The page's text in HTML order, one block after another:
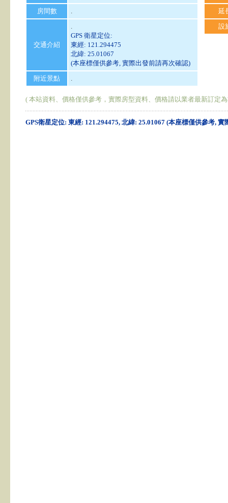
房間數
.
交通介紹
.
GPS 衛星定位:
東經: 121.294475
北緯: 25.01067
(本座標僅供參考, 實際出發前請再次確認)
附近景點
.
延
設
( 本站資料、價格僅供參考，實際房型資料、價格請以業者最新訂定
GPS衛星定位: 東經: 121.294475, 北緯: 25.01067 (本座標僅供參考,